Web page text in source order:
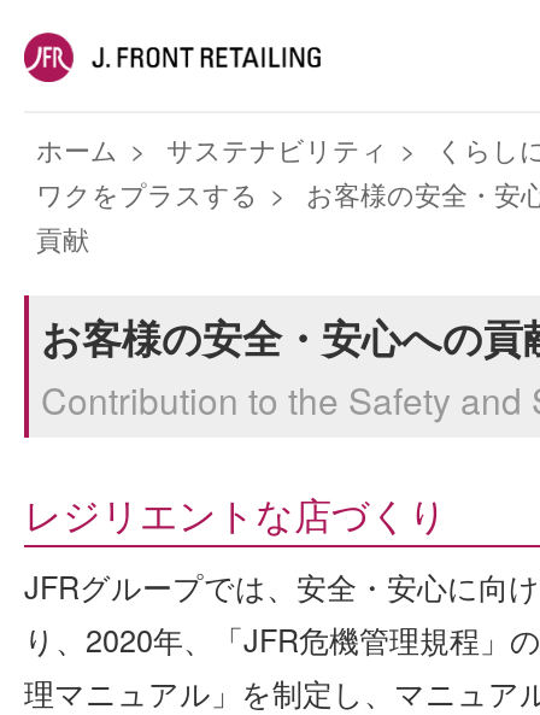
ホーム サステナビリティ
くらし
ワクをプラスする
お客様の安全・安
貢献
お客様の安全・安心への貢
Contribution to the Safety and
レジリエントな店づくり
JFRグループでは、安全・安心に向
り、2020年、「JFR危機管理規程」
理マニュアル」を制定し、マニュア